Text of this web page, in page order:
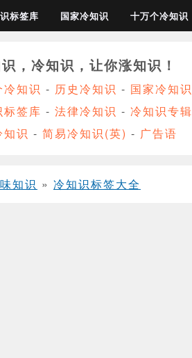
标签库 国家冷知识 十万个冷知识
，冷知识，让你涨知识！
知识 - 历史冷知识 - 国家冷知识
标签库 - 法律冷知识 - 冷知识专辑
识 - 简易冷知识(英) - 广告语
知识 » 冷知识标签大全